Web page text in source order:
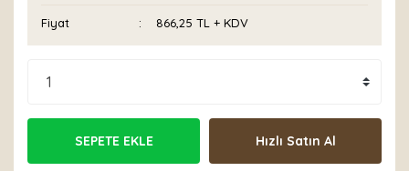
Fiyat 866,25 TL + KDV
SEPETE EKLE Hızlı Satın Al